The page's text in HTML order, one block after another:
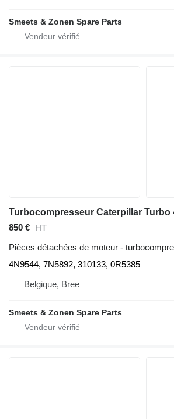
Smeets & Zonen Spare Parts
Turbocompresseur Caterpillar Turbo
850 € HT
Pièces détachées de moteur -
4N9544, 7N5892, 310133, 0R5385
Belgique, Bree
Smeets & Zonen Spare Parts